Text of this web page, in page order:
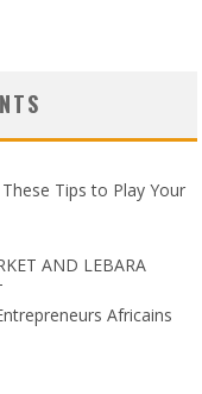
Tips to Play Your
AND LEBARA
Africains